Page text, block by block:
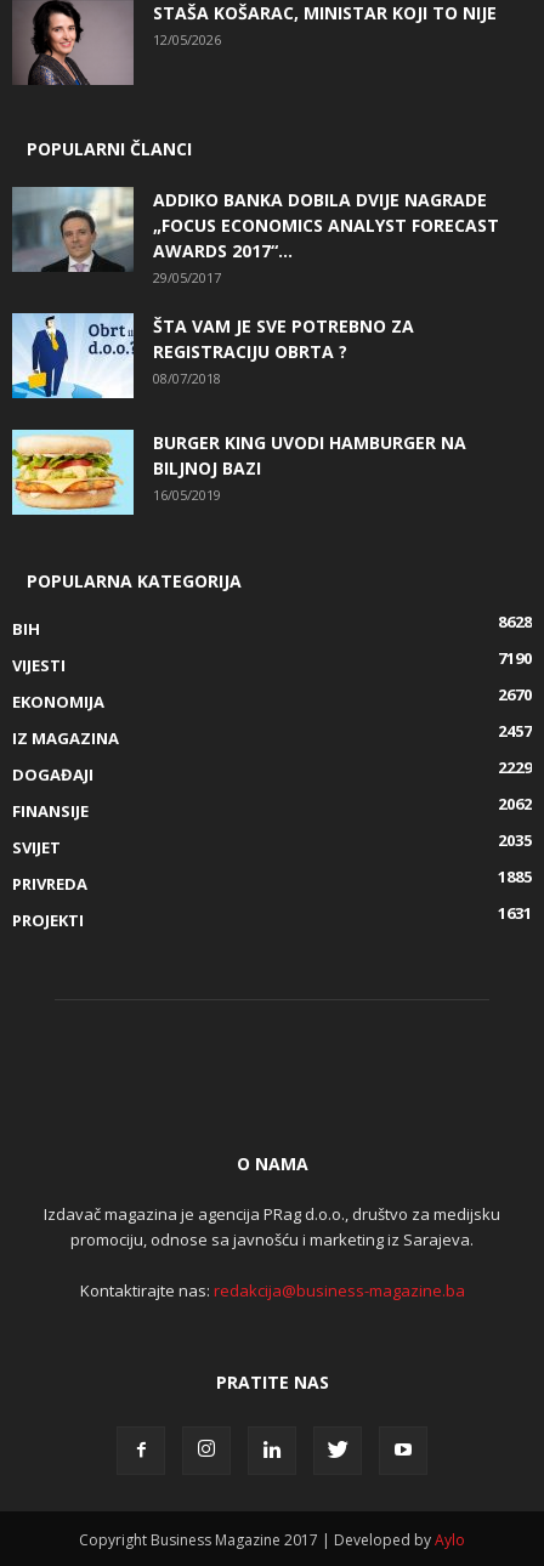
STAŠA KOŠARAC, MINISTAR KOJI TO NIJE
12/05/2026
POPULARNI ČLANCI
ADDIKO BANKA DOBILA DVIJE NAGRADE
„FOCUS ECONOMICS ANALYST FORECAST
AWARDS 2017“...
29/05/2017
ŠTA VAM JE SVE POTREBNO ZA
REGISTRACIJU OBRTA ?
08/07/2018
BURGER KING UVODI HAMBURGER NA
BILJNOJ BAZI
16/05/2019
POPULARNA KATEGORIJA
BIH
8628
VIJESTI
7190
EKONOMIJA
2670
IZ MAGAZINA
2457
DOGAĐAJI
2229
FINANSIJE
2062
SVIJET
2035
PRIVREDA
1885
PROJEKTI
1631
O NAMA
Izdavač magazina je agencija PRag d.o.o., društvo za medijsku
promociju, odnose sa javnošću i marketing iz Sarajeva.
Kontaktirajte nas: redakcija@business-magazine.ba
PRATITE NAS
Copyright Business Magazine 2017 | Developed byAylo